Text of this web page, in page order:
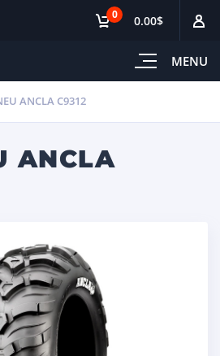
MENU
0 0.00$
ANCLA C9312
ANCLA